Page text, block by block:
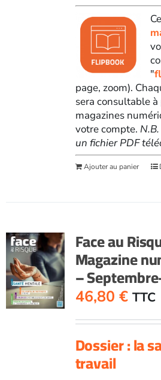
"
page, zoom).
sera consultable
magazines
votre compte.
un fichier PDF
Ajouter au panier
Face au
Magazine
–
46,80 € TTC
Dossier : la
travail